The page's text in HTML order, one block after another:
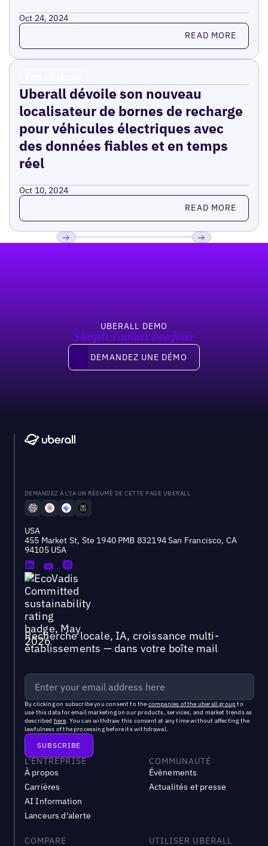
Oct 24, 2024
Read more READ MORE
Uberall dévoile son nouveau
localisateur de bornes de recharge
pour véhicules électriques avec
des données fiables et en temps
réel
Oct 10, 2024
Read more READ MORE
UBERALL DEMO
Simple comme bonjour
Demandez une démo
DEMANDEZ UNE DÉMO
DEMANDEZ À L'IA UN RÉSUMÉ DE CETTE PAGE UBERALL
USA
455 Market St, Ste 1940 PMB 832194 San Francisco, CA
94105 USA
Recherche locale, IA, croissance multi-
établissements — dans votre boîte mail
By clicking on subscribe you consent to the companies of the uberall groupto
use this data for email marketing on our products, services, and market trends as
described here. You can withdraw this consent at any time without affecting the
lawfulness of the processing before its withdrawal.
L'ENTREPRISE
À propos
Carrières
AI Information
Lanceurs d'alerte
COMMUNAUTÉ
Évènements
Actualités et presse
COMPARE UTILISER UBERALL